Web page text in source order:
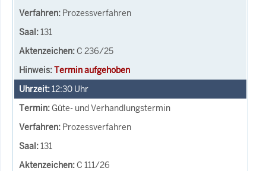
Prozessverfahren
131
C 236/25
Termin aufgehoben
12:30 Uhr
Güte- und Verhandlungstermin
Prozessverfahren
131
C 111/26